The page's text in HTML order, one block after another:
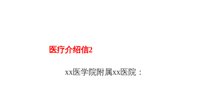
医疗介绍信2
xx医学院附属xx医院：